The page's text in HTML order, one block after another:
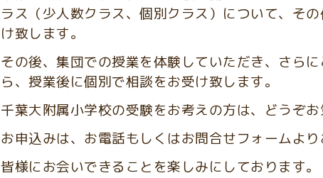
ラス（少人数クラス、個別クラス）について、そ
け致します。
その後、集団での授業を体験していただき、さら
ら、授業後に個別で相談をお受け致します。
千葉大附属小学校の受験をお考えの方は、どうぞお
お申込みは、お電話もしくはお問合せフォームより
皆様にお会いできることを楽しみにしております。